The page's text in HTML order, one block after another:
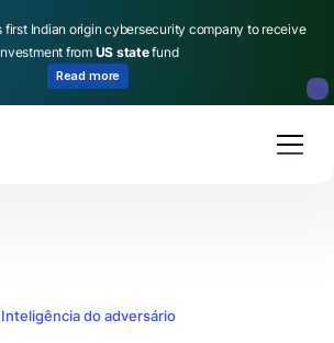
first Indian origin cybersecurity company to receive
from US statefund
Read more
Inteligência do adversário